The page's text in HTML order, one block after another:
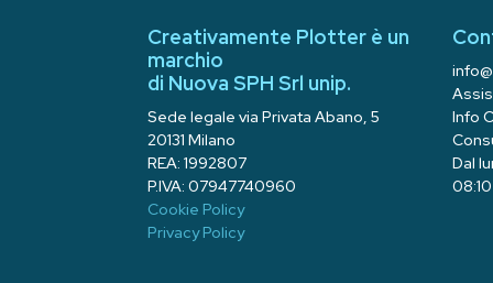
Creativamente Plotter è un
marchio
di Nuova SPH Srl unip.
Sede legale via Privata Abano, 5
20131 Milano
REA: 1992807
P.IVA: 07947740960
Cookie Policy
Privacy Policy
Info
Dal
08:10